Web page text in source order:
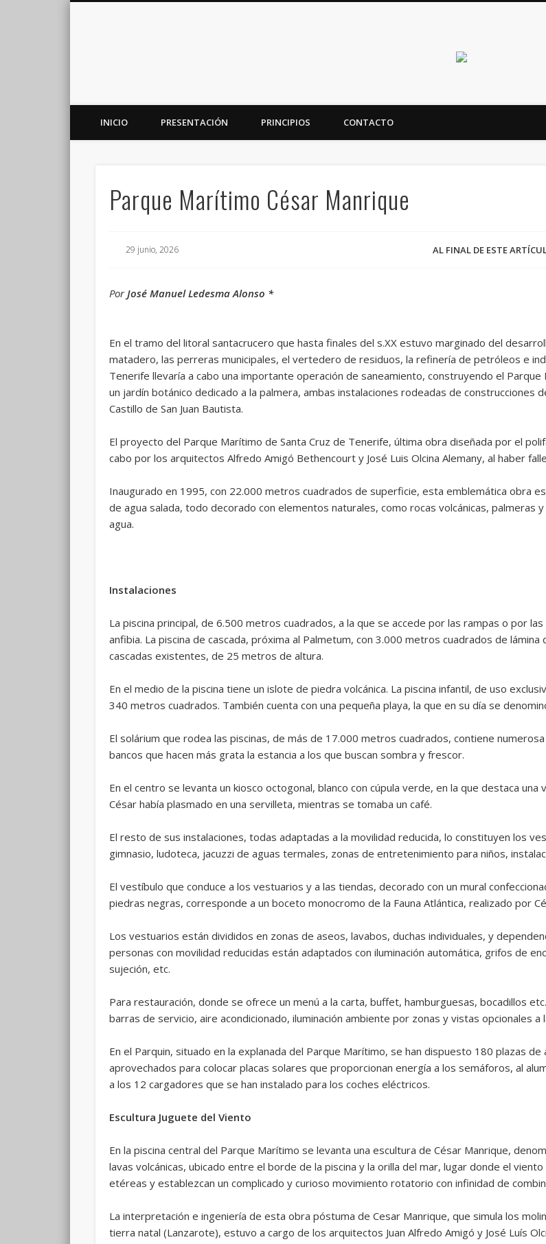
INICIO PRESENTACIÓN PRINCIPIOS CONTACTO
Parque Marítimo César Manrique
AL FINAL DE ESTE
29 junio, 2026
PorJosé Manuel Ledesma Alonso *
En el tramo del litoral santacrucero que hasta finales del s.XX estuvo marginado del
matadero, las perreras municipales, el vertedero de residuos, la refinería de petróleos e
Tenerife llevaría a cabo una importante operación de saneamiento, construyendo el
un jardín botánico dedicado a la palmera, ambas instalaciones rodeadas de construcciones
Castillo de San Juan Bautista.
El proyecto del Parque Marítimo de Santa Cruz de Tenerife, última obra diseñada por el
cabo por los arquitectos Alfredo Amigó Bethencourt y José Luis Olcina Alemany, al haber
Inaugurado en 1995, con 22.000 metros cuadrados de superficie, esta emblemática obra
de agua salada, todo decorado con elementos naturales, como rocas volcánicas, palmeras
agua.
Instalaciones
La piscina principal, de 6.500 metros cuadrados, a la que se accede por las rampas o por
anfibia. La piscina de cascada, próxima al Palmetum, con 3.000 metros cuadrados de
cascadas existentes, de 25 metros de altura.
En el medio de la piscina tiene un islote de piedra volcánica. La piscina infantil, de uso
340 metros cuadrados. También cuenta con una pequeña playa, la que en su día se
El solárium que rodea las piscinas, de más de 17.000 metros cuadrados, contiene
bancos que hacen más grata la estancia a los que buscan sombra y frescor.
En el centro se levanta un kiosco octogonal, blanco con cúpula verde, en la que destaca
César había plasmado en una servilleta, mientras se tomaba un café.
El resto de sus instalaciones, todas adaptadas a la movilidad reducida, lo constituyen los
gimnasio, ludoteca, jacuzzi de aguas termales, zonas de entretenimiento para niños,
El vestíbulo que conduce a los vestuarios y a las tiendas, decorado con un mural
piedras negras, corresponde a un boceto monocromo de la Fauna Atlántica, realizado por
Los vestuarios están divididos en zonas de aseos, lavabos, duchas individuales, y
personas con movilidad reducidas están adaptados con iluminación automática, grifos de
sujeción, etc.
Para restauración, donde se ofrece un menú a la carta, buffet, hamburguesas, bocadillos
barras de servicio, aire acondicionado, iluminación ambiente por zonas y vistas opcionales a
En el Parquin, situado en la explanada del Parque Marítimo, se han dispuesto 180 plazas
aprovechados para colocar placas solares que proporcionan energía a los semáforos, al
a los 12 cargadores que se han instalado para los coches eléctricos.
Escultura Juguete del Viento
En la piscina central del Parque Marítimo se levanta una escultura de César Manrique,
lavas volcánicas, ubicado entre el borde de la piscina y la orilla del mar, lugar donde el
etéreas y establezcan un complicado y curioso movimiento rotatorio con infinidad de
La interpretación e ingeniería de esta obra póstuma de Cesar Manrique, que simula los
tierra natal (Lanzarote), estuvo a cargo de los arquitectos Juan Alfredo Amigó y José Luís